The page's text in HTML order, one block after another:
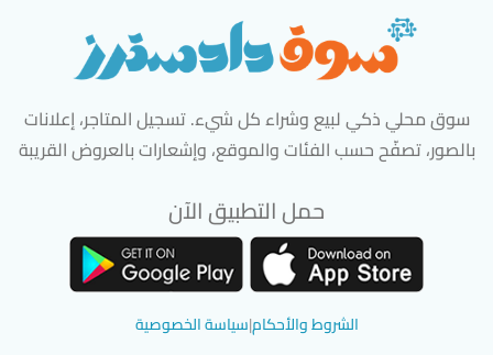
سوق محلي ذكي لبيع وشراء كل شيء. تسجيل المتاجر، إعلانات
بالصور، تصفّح حسب الفئات والموقع، وإشعارات بالعروض القريبة
حمل التطبيق الآن
الشروط والأحكام|سياسة الخصوصية